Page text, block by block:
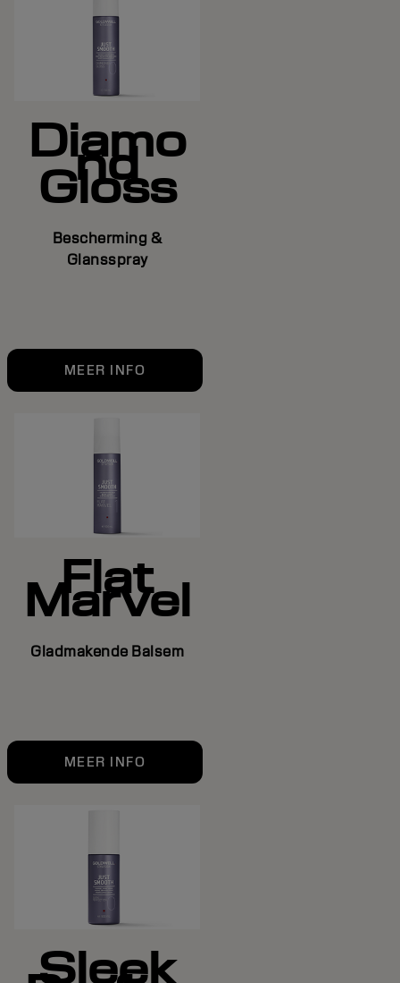
Diamo
nd
Gloss
Bescherming &
Glansspray
MEER INFO
Flat
Marvel
Gladmakende Balsem
MEER INFO
Sleek